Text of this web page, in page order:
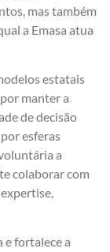
mas também
a Emasa atua
estatais
manter a
de decisão
esferas
a
colaborar com
e fortalece a